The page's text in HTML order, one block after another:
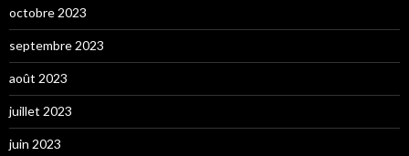
octobre 2023
septembre 2023
août 2023
juillet 2023
juin 2023